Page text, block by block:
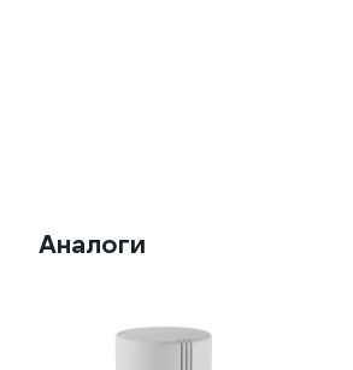
Аналоги